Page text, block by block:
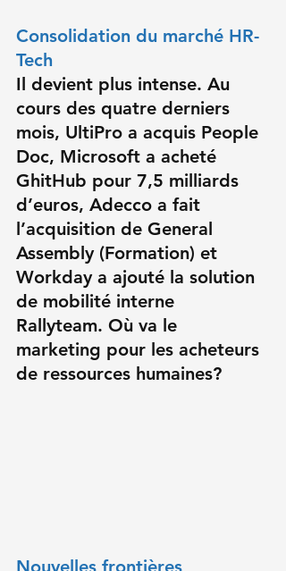
Consolidation du marché HR-
Tech
Il devient plus intense. Au
cours des quatre derniers
mois, UltiPro a acquis People
Doc, Microsoft a acheté
GhitHub pour 7,5 milliards
d’euros, Adecco a fait
l’acquisition de General
Assembly (Formation) et
Workday a ajouté la solution
de mobilité interne
Rallyteam. Où va le
marketing pour les acheteurs
de ressources humaines?
Nouvelles frontières